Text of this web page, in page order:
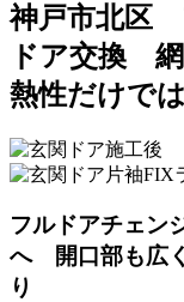
神戸市北区
ドア交換
熱性だけで
フルドアチェ
へ 開口部も広
り